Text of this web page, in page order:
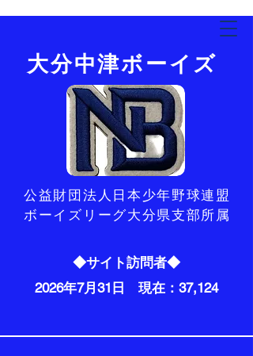
​大分中津ボーイズ
​公益財団法人日本少年野球連盟
ボーイズリーグ大分県支部所属
◆サイト訪問者◆
2026年7月31日 現在：37,124